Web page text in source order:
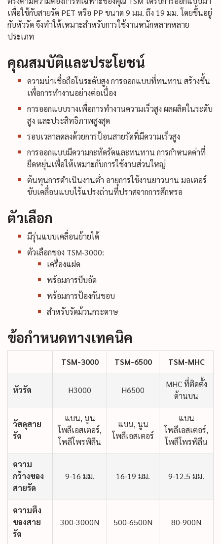
เพื่อใช้กับสายรัด PET หรือ PP ขนาด 9 มม. ถึง 19 มม. โดยขึ้นอยู่
กับหัวรัด จึงทำให้เหมาะสำหรับการใช้งานหนักหลากหลาย
ประเภท
คุณสมบัติและประโยชน์
ความน่าเชื่อถือในระดับสูง การออกแบบที่ทนทาน สร้างขึ้น
เพื่อการทำงานอย่างต่อเนื่อง
การออกแบบรางเพื่อการทำงานความเร็วสูง ผลผลิตในระดับ
สูง และประสิทธิภาพสูงสุด
รอบเวลาลดลงด้วยการป้อนสายรัดที่มีความเร็วสูง
การออกแบบมีความกะทัดรัดและทนทาน การกำหนดค่าที่
ยืดหยุ่นเพื่อให้เหมาะกับการใช้งานส่วนใหญ่
ต้นทุนการดำเนินงานต่ำ อายุการใช้งานยาวนาน มอเตอร์
ขับเคลื่อนแบบไร้แปรงถ่านที่ปราศจากการสึกหรอ
ตัวเลือก
มีรุ่นแบบเคลื่อนย้ายได้
ตัวเลือกของ TSM-3000:
เครื่องแฝด
พร้อมการบีบอัด
พร้อมการป้องกันขอบ
สำหรับรัดม้วนกระดาษ
ข้อกำหนดทางเทคนิค
TSM-3000 TSM-6500 TSM-MHC
หัวรัด H3000 H6500
MHC ที่ติดตั้ง
ด้านบน
วัสดุสาย
รัด
แบน, นูน
โพลีเอสเตอร์,
โพลีโพรพิลีน
แบน, นูน
โพลีเอสเตอร์
แบน
โพลีเอสเตอร์,
โพลีโพรพิลีน
ความ
กว้างของ
สายรัด
9-16 มม. 16-19 มม. 9-12.5 มม.
ความตึง
ของสาย
รัด
300-3000N 500-6500N 80-900N